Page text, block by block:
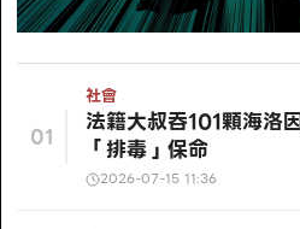
01
社會
法籍大叔吞101顆海洛
「排毒」保命
2026-07-15 11:36